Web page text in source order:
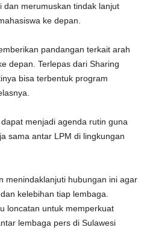
dan merumuskan tindak lanjut
ke depan.
pandangan terkait arah
depan. Terlepas dari Sharing
bisa terbentuk program
menjadi agenda rutin guna
sama antar LPM di lingkungan
menindaklanjuti hubungan ini agar
kelebihan tiap lembaga.
loncatan untuk memperkuat
lembaga pers di Sulawesi